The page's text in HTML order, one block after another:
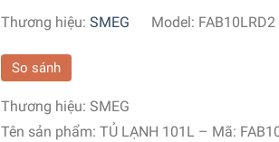
Thương hiệu: SMEG Model: FAB10LRD2
So sánh
Thương hiệu: SMEG
Tên sản phẩm: TỦ LẠNH 101L – Mã: